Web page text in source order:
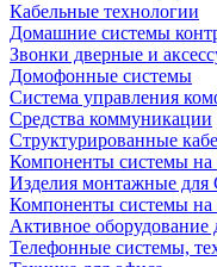
Кабельные технологии
Домашние системы
Звонки дверные и
Домофонные системы
Система управления
Средства коммуникации
Структурированные
Компоненты системы на
Изделия монтажные
Компоненты системы на
Активное
Телефонные системы,